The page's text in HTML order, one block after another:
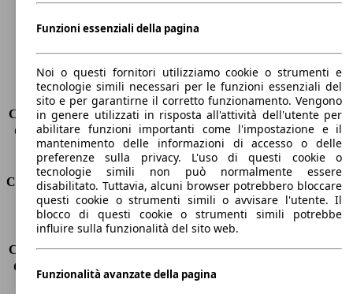
Peso massimo
1825 kg
Sedili
5
Carico sul tetto
-
Capacità di traino (senza freni) -
Capacità di traino (con freni)
1300 kg
Volume del bagagliaio
350 l
Consumi
Emissioni di CO2*
116 g/km (komb.)
Consumo (urbano)
5.0 l/100km
Consumo (extra-urbano) 3.7 l/100km
Consumo (combinato)*
4.4 l/100km
Funzioni essenziali della pagina
Noi o questi fornitori utilizziamo cookie o strumenti e
tecnologie simili necessari per le funzioni essenziali del
sito e per garantirne il corretto funzionamento. Vengono
in genere utilizzati in risposta all'attività dell'utente per
abilitare funzioni importanti come l'impostazione e il
mantenimento delle informazioni di accesso o delle
preferenze sulla privacy. L'uso di questi cookie o
tecnologie simili non può normalmente essere
disabilitato. Tuttavia, alcuni browser potrebbero bloccare
questi cookie o strumenti simili o avvisare l'utente. Il
blocco di questi cookie o strumenti simili potrebbe
influire sulla funzionalità del sito web.
Funzionalità avanzate della pagina